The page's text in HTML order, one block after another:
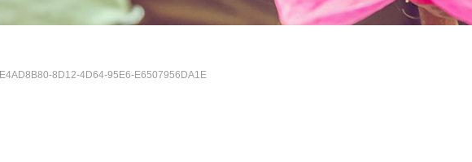
E4AD8B80-8D12-4D64-95E6-E6507956DA1E